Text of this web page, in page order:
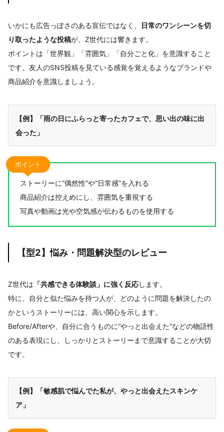
いかにも広告っぽさのある宣伝ではなく、
日常のワンシーンを切
り取ったような投稿が、Z世代には響きます。
ポイントは「世界観」「雰囲気」「自分ごと化」を意識すること
です。友人のSNS投稿を見ている感覚を覚えるようなブランドや
商品紹介を意識しましょう。
【例】「雨の日にふらっと寄ったカフェで、思い出の味に出
会った」
ポイント
ストーリーに“偶然性”や“日常感”を入れる
商品紹介は控えめにし、雰囲気を重視する
写真や動画は光や空気感が伝わるものを使用する
【型2】悩み・問題解決型のレビュー
Z世代は 「共感できる体験談」に強く反応します。
特に、自分と似た悩みを持つ人が、どのように問題を解決したの
かというストーリーには、高い関心を示します。
Before/Afterや、自分に合うものに“やっと出会えた”などの物語性
のある表現にし、しっかりとストーリーまで意識することが大切
です。
【例】「敏感肌で悩んでた私が、やっと出会えたスキンケ
ア」